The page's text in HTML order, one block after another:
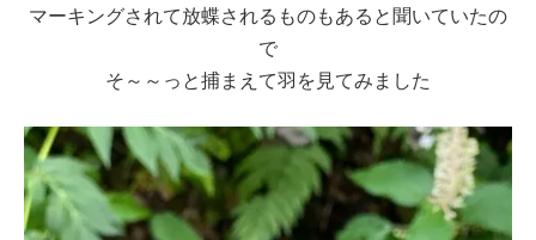
マーキングされて放蝶されるものもあると聞いていたの
で
そ～～っと捕まえて羽を見てみました